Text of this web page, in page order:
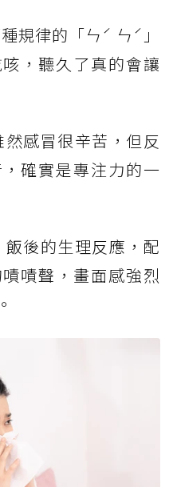
規律的「ㄣˊ ㄣˊ」
，聽久了真的會讓
感冒很辛苦，但反
確實是專注力的一
後的生理反應，配
嘖聲，畫面感強烈